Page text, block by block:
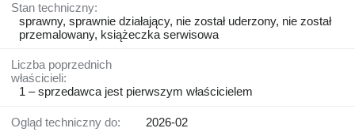
Stan techniczny:
sprawny, sprawnie działający, nie został uderzony, nie został
przemalowany, książeczka serwisowa
Liczba poprzednich
właścicieli:
1 – sprzedawca jest pierwszym właścicielem
Ogląd techniczny do: 2026-02